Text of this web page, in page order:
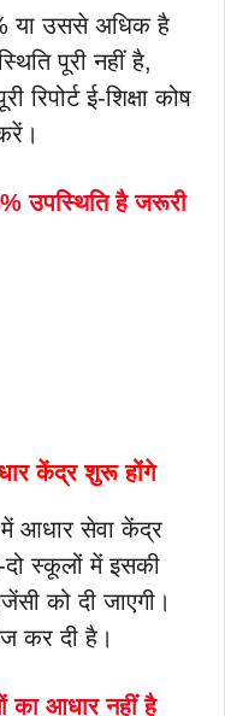
या उससे अधिक है
पूरी नहीं है,
ई-शिक्षा कोष
उपस्थिति है जरूरी
केंद्र शुरू होंगे
आधार सेवा केंद्र
स्कूलों में इसकी
को दी जाएगी।
कर दी है।
का आधार नहीं है